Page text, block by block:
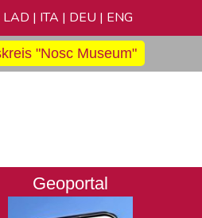
LAD | ITA | DEU | ENG
"Nosc Museum"
Geoportal